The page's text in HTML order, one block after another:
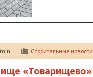
Строительные новости